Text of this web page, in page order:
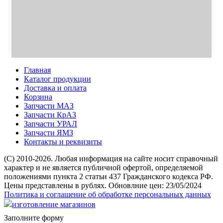
Главная
Каталог продукции
Доставка и оплата
Корзина
Запчасти МАЗ
Запчасти КрАЗ
Запчасти УРАЛ
Запчасти ЯМЗ
Контакты и реквизиты
(C) 2010-2026. Любая информация на сайте носит справочный
характер и не является публичной офертой, определяемой
положениями пункта 2 статьи 437 Гражданского кодекса РФ.
Цены представлены в рублях. Обновлние цен: 23/05/2024
Политика и соглашение об обработке персональных данных
изготовление магазинов
Заполните форму